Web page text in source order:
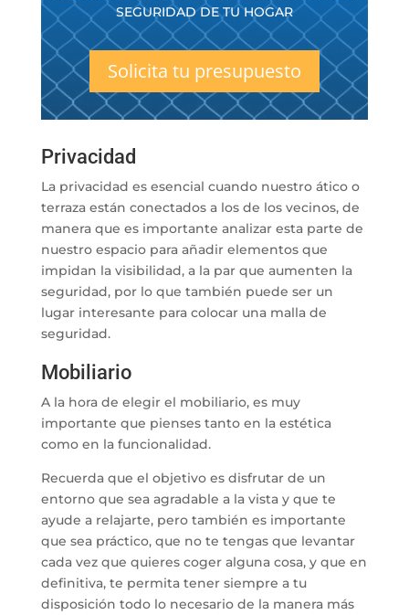
SEGURIDAD DE TU HOGAR
Solicita tu presupuesto
Privacidad
La privacidad es esencial cuando nuestro ático o
terraza están conectados a los de los vecinos, de
manera que es importante analizar esta parte de
nuestro espacio para añadir elementos que
impidan la visibilidad, a la par que aumenten la
seguridad, por lo que también puede ser un
lugar interesante para colocar una malla de
seguridad.
Mobiliario
A la hora de elegir el mobiliario, es muy
importante que pienses tanto en la estética
como en la funcionalidad.
Recuerda que el objetivo es disfrutar de un
entorno que sea agradable a la vista y que te
ayude a relajarte, pero también es importante
que sea práctico, que no te tengas que levantar
cada vez que quieres coger alguna cosa, y que en
definitiva, te permita tener siempre a tu
disposición todo lo necesario de la manera más